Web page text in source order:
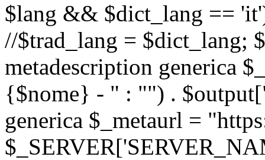
$lang && $dict_lang ==
//$trad_lang = $dict_lang;
metadescription generica
{$nome} - " : "") .
generica $_metaurl =